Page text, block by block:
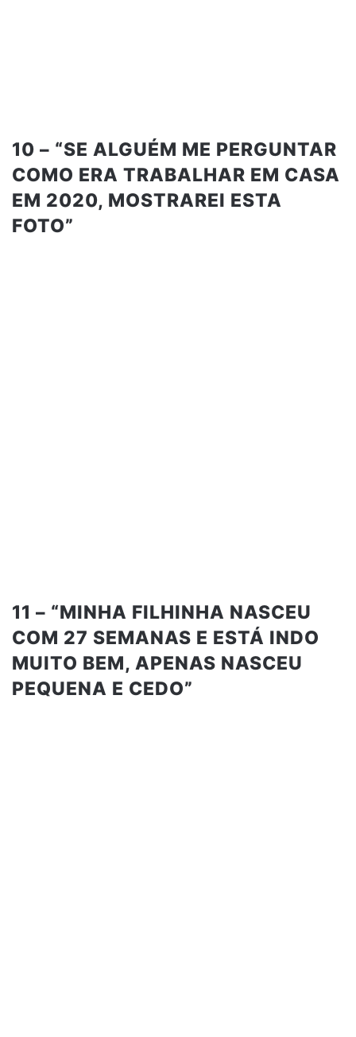
10 – “SE ALGUÉM ME PERGUNTAR
COMO ERA TRABALHAR EM CASA
EM 2020, MOSTRAREI ESTA
FOTO”
11 – “MINHA FILHINHA NASCEU
COM 27 SEMANAS E ESTÁ INDO
MUITO BEM, APENAS NASCEU
PEQUENA E CEDO”